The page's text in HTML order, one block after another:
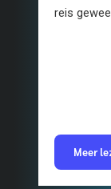
reis
Meer